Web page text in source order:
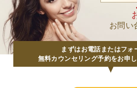
お問い
まずはお電話またはフォ
無料カウンセリング予約をお申し